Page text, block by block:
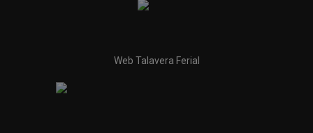
Web Talavera Ferial